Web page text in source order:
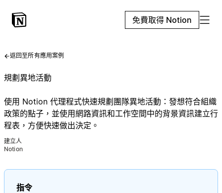
免費取得 Notion
返回至所有應用案例
規劃異地活動
使用 Notion 代理程式快速規劃團隊異地活動：發想符合組織
政策的點子，並使用網路資訊和工作空間中的背景資訊建立行
程表，方便快速做出決定。
建立人
Notion
指令